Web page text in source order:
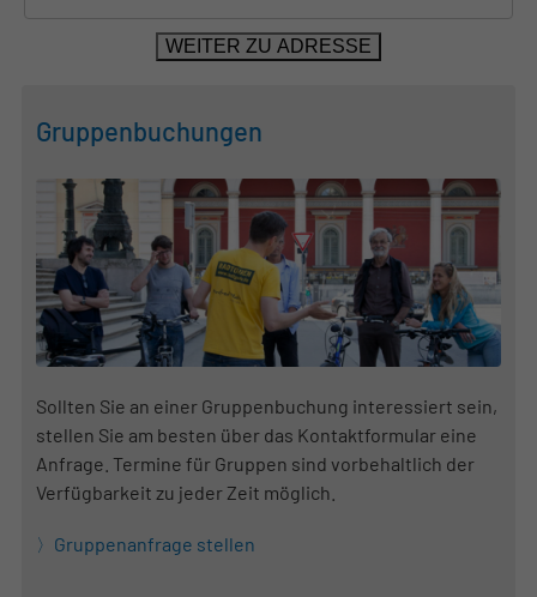
Gruppenbuchungen
Sollten Sie an einer Gruppenbuchung interessiert sein,
stellen Sie am besten über das Kontaktformular eine
Anfrage. Termine für Gruppen sind vorbehaltlich der
Verfügbarkeit zu jeder Zeit möglich.
Gruppenanfrage stellen